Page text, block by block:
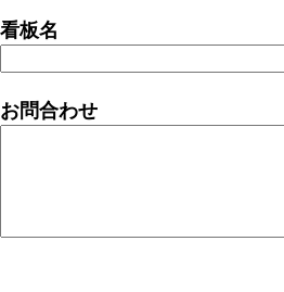
看板名
お問合わせ